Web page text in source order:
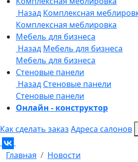
Онлайн - конструктор
Как сделать заказ Адреса салонов
Главная
Новости